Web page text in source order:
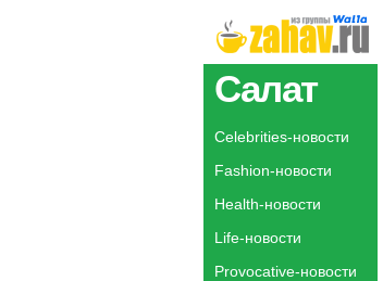
Салат
Celebrities-новости
Fashion-новости
Health-новости
Life-новости
Provocative-новости